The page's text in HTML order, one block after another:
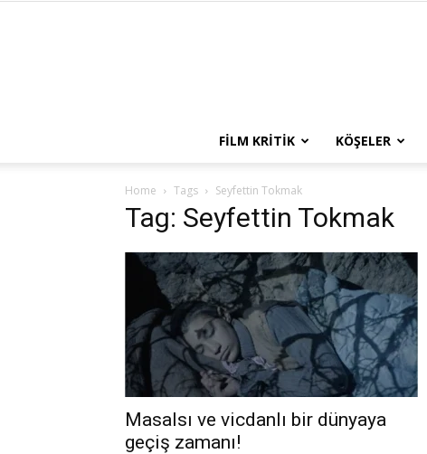
FILM KRITIK KÖŞELER
Home Tags Seyfettin Tokmak
Tag: Seyfettin Tokmak
Masalsı ve vicdanlı bir dünyaya
geçiş zamanı!